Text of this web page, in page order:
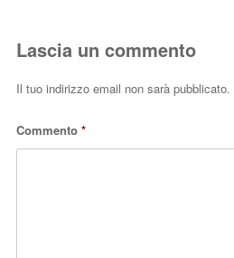
Lascia un commento
Il tuo indirizzo email non sarà pubblicato.
Commento *